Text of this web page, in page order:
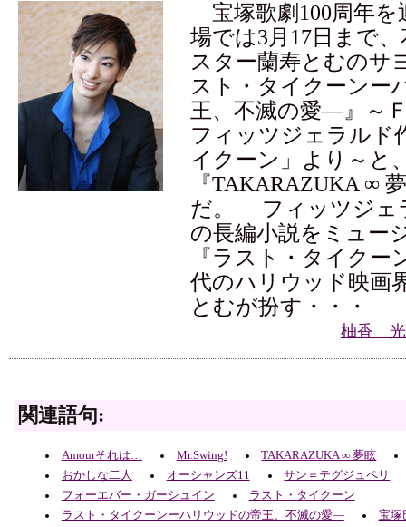
宝塚歌劇100周年を
場では3月17日まで
スター蘭寿とむのサ
スト・タイクーンー
王、不滅の愛―』～
フィッツジェラルド
イクーン」より～と
『TAKARAZUKA ∞
だ。 フィッツジェ
の長編小説をミュー
『ラスト・タイクー
代のハリウッド映画
とむが扮す・・・
柚香 光
関連語句:
Amourそれは… Mr.Swing!
TAKARAZUKA ∞ 夢眩
おかしな二人
オーシャンズ11
サン＝テグジュペリ
フォーエバー・ガーシュイン
ラスト・タイクーン
ラスト・タイクーンーハリウッドの帝王、不滅の愛―
宝塚